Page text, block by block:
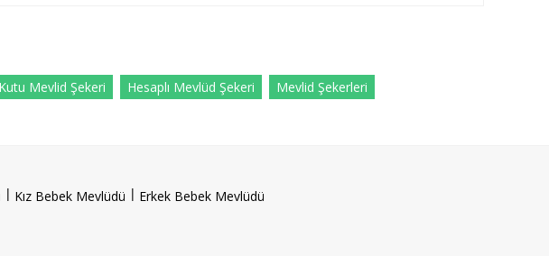
Mevlid Şekeri Hesaplı Mevlüd Şekeri Mevlid Şekerleri
l Kız Bebek Mevlüdü l Erkek Bebek Mevlüdü